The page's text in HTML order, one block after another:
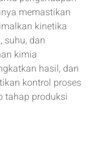
memastikan
kinetika
suhu, dan
kimia
hasil, dan
kontrol proses
tahap produksi